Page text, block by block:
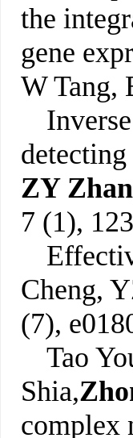
the
gene
W Tang,
ZY
7 (1),
Cheng,
(7),
Tao
Shia,
complex